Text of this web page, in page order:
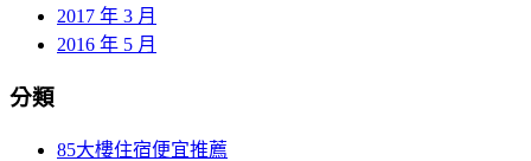
2017 年 3 月
2016 年 5 月
分類
85大樓住宿便宜推薦